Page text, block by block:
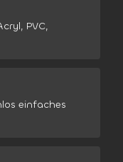
PVC,
einfaches